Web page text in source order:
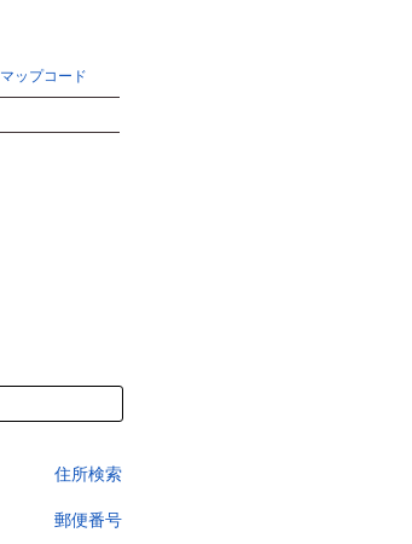
マップコード
住所検索
郵便番号